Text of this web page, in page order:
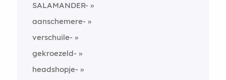
SALAMANDER-
aanschemere-
verschuile-
gekroezeld-
headshopje-